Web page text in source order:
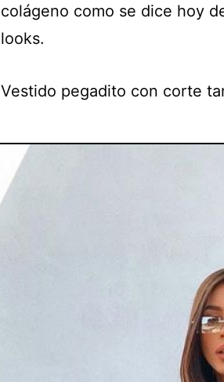
colágeno como se dice hoy
looks.
Vestido pegadito con corte